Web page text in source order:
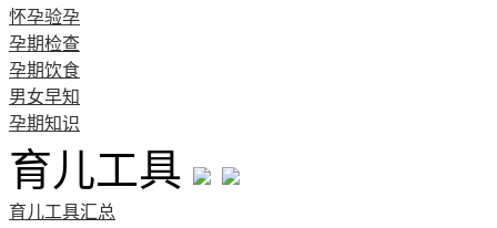
怀孕验孕
孕期检查
孕期饮食
男女早知
孕期知识
育儿工具
育儿工具汇总